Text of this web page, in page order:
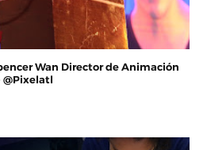
Wan Director de Animación
@Pixelatl